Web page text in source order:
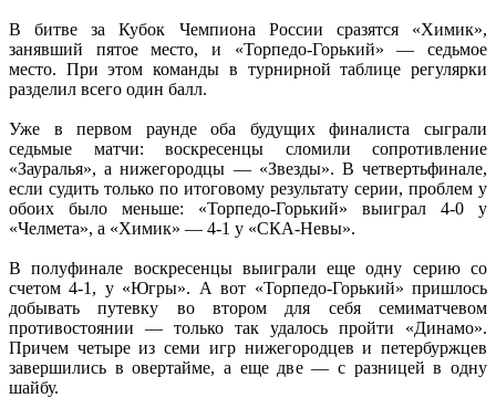
В битве за Кубок Чемпиона России сразятся «Химик»,
занявший пятое место, и «Торпедо-Горький» — седьмое
место. При этом команды в турнирной таблице регулярки
разделил всего один балл.
Уже в первом раунде оба будущих финалиста сыграли
седьмые матчи: воскресенцы сломили сопротивление
«Зауралья», а нижегородцы — «Звезды». В четвертьфинале,
если судить только по итоговому результату серии, проблем у
обоих было меньше: «Торпедо-Горький» выиграл 4-0 у
«Челмета», а «Химик» — 4-1 у «СКА-Невы».
В полуфинале воскресенцы выиграли еще одну серию со
счетом 4-1, у «Югры». А вот «Торпедо-Горький» пришлось
добывать путевку во втором для себя семиматчевом
противостоянии — только так удалось пройти «Динамо».
Причем четыре из семи игр нижегородцев и петербуржцев
завершились в овертайме, а еще две — с разницей в одну
шайбу.